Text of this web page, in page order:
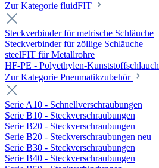
Zur Kategorie fluidFIT
Steckverbinder für metrische Schläuche
Steckverbinder für zöllige Schläuche
steelFIT für Metallrohre
HF-PE - Polyethylen-Kunststoffschlauch
Zur Kategorie Pneumatikzubehör
Serie A10 - Schnellverschraubungen
Serie B10 - Steckverschraubungen
Serie B20 - Steckverschraubungen
Serie B20 - Steckverschraubungen neu
Serie B30 - Steckverschraubungen
Serie B40 - Steckverschraubungen